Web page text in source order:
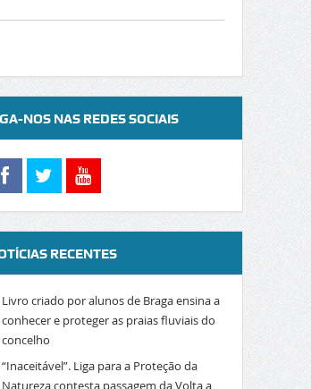
NOS NAS REDES SOCIAIS
RECENTES
Livro criado por alunos de Braga ensina a
conhecer e proteger as praias fluviais do
concelho
“Inaceitável”. Liga para a Proteção da
Natureza contesta passagem da Volta a